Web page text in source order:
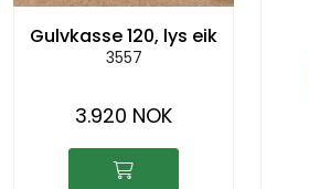
Gulvkasse 120, lys eik
3557
3.920 NOK